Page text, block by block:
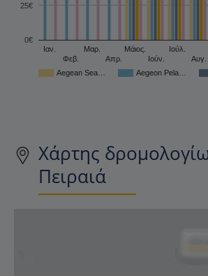
Aegean Sea… Aegeon Pela…
Ιαν.
Φεβ.
Μαρ.
Απρ.
Μάιος.
Ιούν.
Ιούλ.
Αυγ.
0€
25€
Χάρτης
Πειραιά